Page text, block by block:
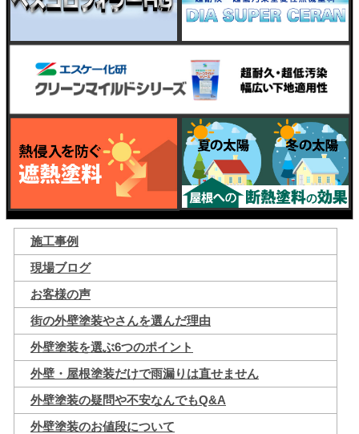
施工事例
現場ブログ
お客様の声
街の外壁塗装やさんを選んだ理由
外壁塗装を選ぶ6つのポイント
外壁・屋根塗装だけで雨漏りは直せません
外壁塗装の疑問や不安なんでもQ&A
外壁塗装のお値段について